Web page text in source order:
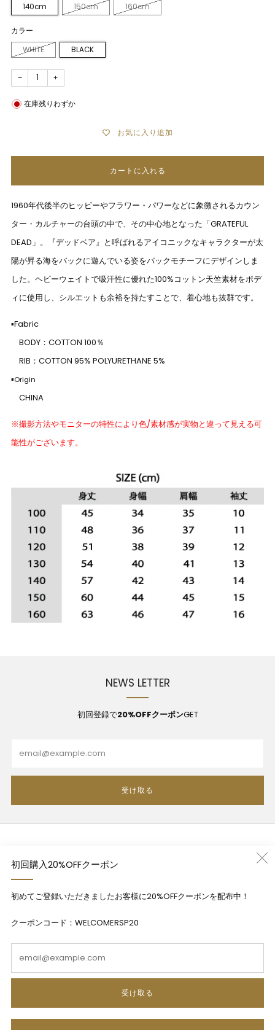
初回購入20%OFFクーポン
初めてご登録いただきましたお客様に20%OFFクーポンを配布中！
クーポンコード：WELCOMERSP20
受け取る
140cm 150cm 160cm
カラー
WHITE BLACK
− +
在庫残りわずか
お気に入り追加
カートに入れる
1960年代後半のヒッピーやフラワー・パワーなどに象徴されるカウン
ター・カルチャーの台頭の中で、その中心地となった「GRATEFUL
DEAD」。
『デッドベア』と呼ばれるアイコニックなキャラクターが太
陽が昇る海をバックに遊んでいる姿をバックモチーフにデザインしま
した。ヘビーウェイトで吸汗性に優れた100%コットン天竺素材をボデ
ィに使用し、シルエットも余裕を持たすことで、着心地も抜群です。
▪Fabric
BODY：COTTON 100％
RIB：COTTON 95% POLYURETHANE 5%
▪Origin
CHINA
※撮影方法やモニターの特性により色/素材感が実物と違って見える可
能性がございます。
NEWS LETTER
初回登録で20%OFFクーポンGET
受け取る
プライバシーポリシー
特定商法取引法に基づく表記